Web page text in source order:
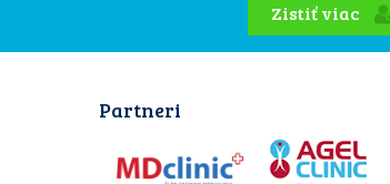
Zistiť viac
Partneri